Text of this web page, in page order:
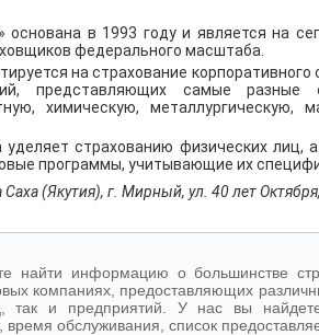
основана в 1993 году и является на
федерального масштаба.
на страхование
представляющих самые разные
химическую, металлургическую,
страхованию физических лиц,
программы, учитывающие их
(Якутия), г. Мирный, ул. 40 лет
найти информацию о большинстве
компаниях, предоставляющих
так и предприятий. У нас вы
обслуживания, список